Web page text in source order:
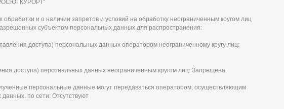
и о наличии запретов и условий на обработку неограниченным кругом лиц
субъектом персональных данных для распространения:
доступа) персональных данных оператором неограниченному кругу лиц:
доступа) персональных данных неограниченным кругом лиц: Запрещена
персональные данные могут передаваться оператором, осуществляющим
по сети: Отсутствуют